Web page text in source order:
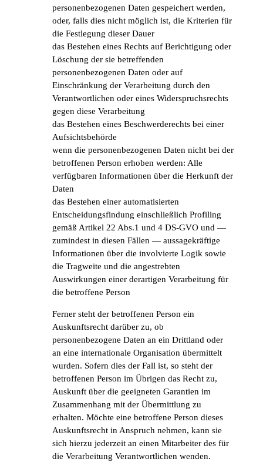
personenbezogenen Daten gespeichert werden,
oder, falls dies nicht möglich ist, die Kriterien für
die Festlegung dieser Dauer
das Bestehen eines Rechts auf Berichtigung oder
Löschung der sie betreffenden
personenbezogenen Daten oder auf
Einschränkung der Verarbeitung durch den
Verantwortlichen oder eines Widerspruchsrechts
gegen diese Verarbeitung
das Bestehen eines Beschwerderechts bei einer
Aufsichtsbehörde
wenn die personenbezogenen Daten nicht bei der
betroffenen Person erhoben werden: Alle
verfügbaren Informationen über die Herkunft der
Daten
das Bestehen einer automatisierten
Entscheidungsfindung einschließlich Profiling
gemäß Artikel 22 Abs.1 und 4 DS-GVO und —
zumindest in diesen Fällen — aussagekräftige
Informationen über die involvierte Logik sowie
die Tragweite und die angestrebten
Auswirkungen einer derartigen Verarbeitung für
die betroffene Person
Ferner steht der betroffenen Person ein
Auskunftsrecht darüber zu, ob
personenbezogene Daten an ein Drittland oder
an eine internationale Organisation übermittelt
wurden. Sofern dies der Fall ist, so steht der
betroffenen Person im Übrigen das Recht zu,
Auskunft über die geeigneten Garantien im
Zusammenhang mit der Übermittlung zu
erhalten. Möchte eine betroffene Person dieses
Auskunftsrecht in Anspruch nehmen, kann sie
sich hierzu jederzeit an einen Mitarbeiter des für
die Verarbeitung Verantwortlichen wenden.